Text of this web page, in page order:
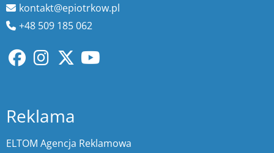
kontakt@epiotrkow.pl
+48 509 185 062
Reklama
ELTOM Agencja Reklamowa